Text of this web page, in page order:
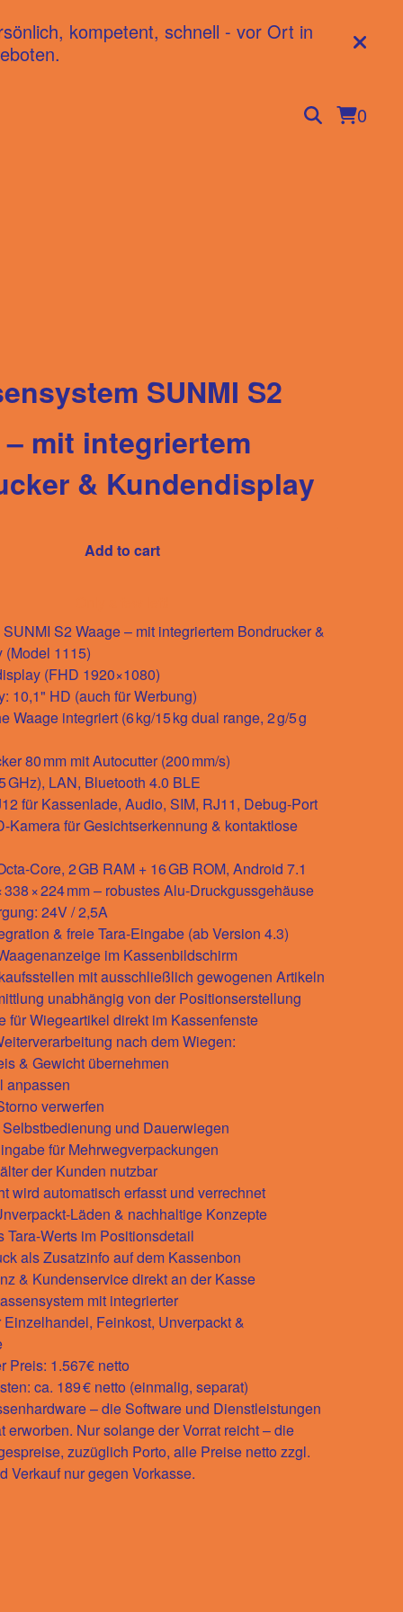
kompetent, schnell - vor Ort in
0
SUNMI S2
– mit integriertem
& Kundendisplay
Add to cart
S2 Waage – mit integriertem Bondrucker &
1115)
(FHD 1920×1080)
10,1" HD (auch für Werbung)
Waage integriert (6 kg/15 kg dual range, 2 g/5 g
80 mm mit Autocutter (200 mm/s)
GHz), LAN, Bluetooth 4.0 BLE
für Kassenlade, Audio, SIM, RJ11, Debug-Port
Kamera für Gesichtserkennung & kontaktlose
Core, 2 GB RAM + 16 GB ROM, Android 7.1
338 × 224 mm – robustes Alu-Druckgussgehäuse
24V / 2,5A
& freie Tara-Eingabe (ab Version 4.3)
im Kassenbildschirm
mit ausschließlich gewogenen Artikeln
unabhängig von der Positionserstellung
für Wiegeartikel direkt im Kassenfenste
nach dem Wiegen:
& Gewicht übernehmen
anpassen
verwerfen
und Dauerwiegen
für Mehrwegverpackungen
der Kunden nutzbar
wird automatisch erfasst und verrechnet
Läden & nachhaltige Konzepte
Tara-Werts im Positionsdetail
als Zusatzinfo auf dem Kassenbon
& Kundenservice direkt an der Kasse
mit integrierter
Feinkost, Unverpackt &
Preis: 1.567€ netto
ca. 189 € netto (einmalig, separat)
– die Software und Dienstleistungen
erworben. Nur solange der Vorrat reicht – die
zuzüglich Porto, alle Preise netto zzgl.
Verkauf nur gegen Vorkasse.